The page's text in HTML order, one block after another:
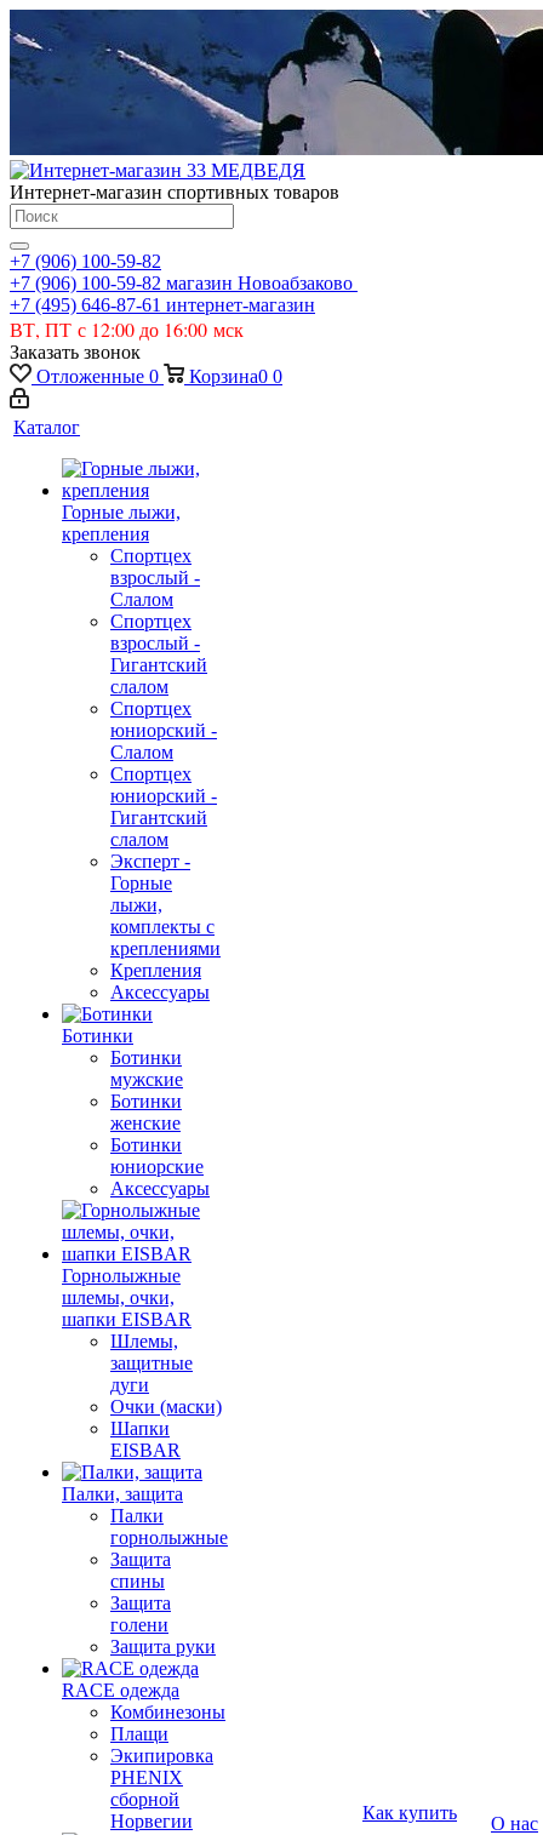
Интернет-магазин спортивных товаров
+7 (906) 100-59-82
+7 (906) 100-59-82 магазин Новоабзаково
+7 (495) 646-87-61 интернет-магазин
ВТ, ПТ с 12:00 до 16:00 мск
Заказать звонок
Отложенные 0 Корзина0 0
Каталог
Горные лыжи,
крепления
Спортцех
взрослый -
Слалом
Спортцех
взрослый -
Гигантский
слалом
Спортцех
юниорский -
Слалом
Спортцех
юниорский -
Гигантский
слалом
Эксперт -
Горные
лыжи,
комплекты с
креплениями
Крепления
Аксессуары
Ботинки
Ботинки
мужские
Ботинки
женские
Ботинки
юниорские
Аксессуары
Горнолыжные
шлемы, очки,
шапки EISBAR
Шлемы,
защитные
дуги
Очки (маски)
Шапки
EISBAR
Палки, защита
Палки
горнолыжные
Защита
спины
Защита
голени
Защита руки
RACE одежда
Комбинезоны
Плащи
Экипировка
PHENIX
сборной
Норвегии
Как купить
О нас